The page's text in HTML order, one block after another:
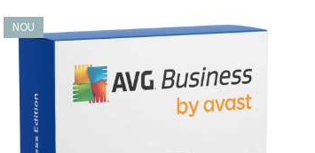
și a focarelor.
NOU